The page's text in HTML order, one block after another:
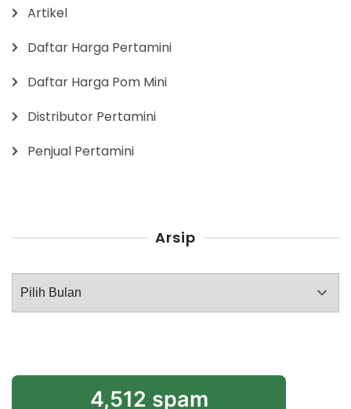
Artikel
Daftar Harga Pertamini
Daftar Harga Pom Mini
Distributor Pertamini
Penjual Pertamini
Arsip
Arsip
4,512 spam